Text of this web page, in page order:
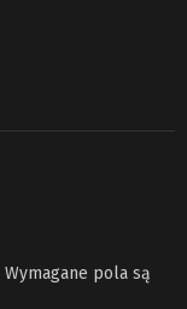
Wymagane pola są